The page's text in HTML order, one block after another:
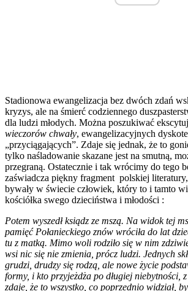
Stadionowa ewangelizacja bez dwóch zdań
kryzys, ale na śmierć codziennego
dla ludzi młodych. Można poszukiwać
wieczorów chwały, ewangelizacyjnych
„przyciągających”. Zdaje się jednak, że to
tylko naśladowanie skazane jest na smutną,
przegraną. Ostatecznie i tak wrócimy do tego
zaświadcza piękny fragment polskiej
bywały w świecie człowiek, który to i tamto
kościółka swego dzieciństwa i młodości :
Potem wyszedł ksiądz ze mszą. Na widok tej
pamięć Połanieckiego znów wróciła do lat
tu z matką. Mimo woli rodziło się w nim
wsi nic się nie zmienia, prócz ludzi. Jednych
grudzi, drudzy się rodzą, ale nowe życie
formy, i kto przyjeżdża po długiej niebytności,
zdaje, że to wszystko, co poprzednio widział,